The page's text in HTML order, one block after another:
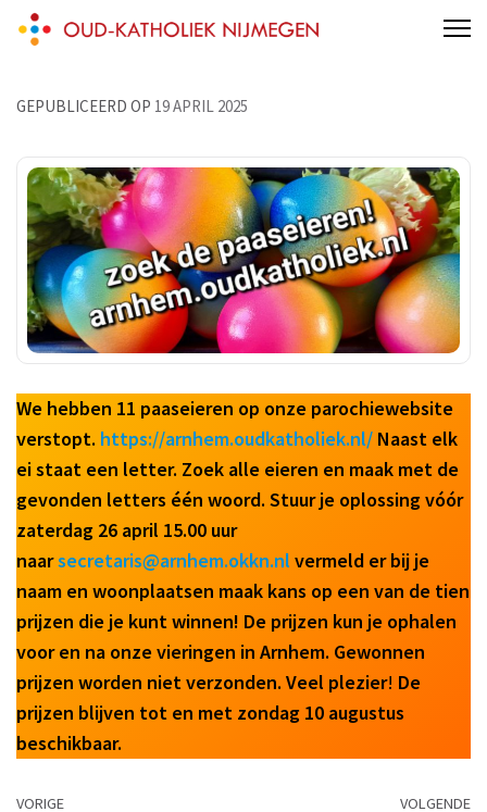
Skip
(Press
Oud-Katholiek Nijmegen
Inclusief mét jou!
GEPUBLICEERD OP 19 APRIL 2025
We hebben 11 paaseieren op onze parochiewebsite
verstopt. https://arnhem.oudkatholiek.nl/ Naast elk
ei staat een letter. Zoek alle eieren en maak met de
gevonden letters één woord. Stuur je oplossing vóór
zaterdag 26 april 15.00 uur
naarsecretaris@arnhem.okkn.nl vermeld er bij je
naam en woonplaatsen maak kans op een van de tien
prijzen die je kunt winnen! De prijzen kun je ophalen
voor en na onze vieringen in Arnhem. Gewonnen
prijzen worden niet verzonden. Veel plezier! De
prijzen blijven tot en met zondag 10 augustus
beschikbaar.
Berichtennavigatie
VORIGE VOLGENDE